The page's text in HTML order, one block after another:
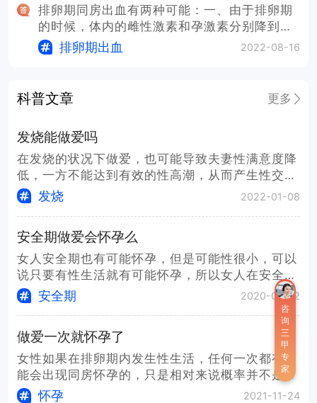
到户外参加体育锻炼，比如说跑步或者是打太
极拳等。保持规律的生活作息，早睡早起，尽
量避免熬夜。
排卵期同房出血有两种可能：一、由于排卵期
的时候，体内的雌性激素和孕激素分别降到相
对比较低的程度，子宫内膜就失去雌孕激素的
支撑，出现撤退性的出血，刚好同房的时候就
导致的，妇科检查常常会发现宫颈局部或者出
现充血的状态，表现为炎症反应，建议一定做
颈癌。另外，对于同房出血，一定要注意保持
局部清洁，1个星期内都不可以再有性生活。
排卵期出血 2022-08-16
科普文章 更多
发烧能做爱吗
在发烧的状况下做爱，也可能导致夫妻性满意度降
低，一方不能达到有效的性高潮，从而产生性交的
厌恶感。发热需要尽快进行退热处理
发烧 2022-01-08
安全期做爱会怀孕么
女人安全期也有可能怀孕，但是可能性很小，可以
说只要有性生活就有可能怀孕，所以女人在安全期
也有可能怀孕的，只是怀孕的机率不
安全期 2020-08-12
做爱一次就怀孕了
女性如果在排卵期内发生性生活，任何一次都有可
能会出现同房怀孕的，只是相对来说概率并不是很
高，通常来说排卵期内性生活受孕的
怀孕 2021-11-24
咨
询
三
甲
专
家